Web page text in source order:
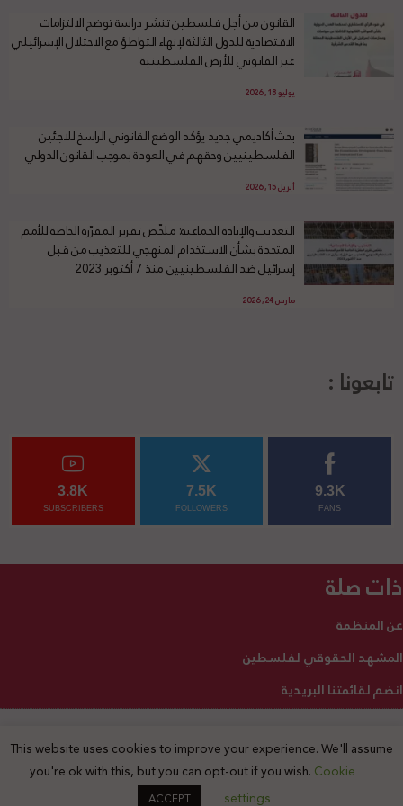
القانون من أجل فلسطين تنشر دراسة توضح الالتزامات
الاقتصادية للدول الثالثة لإنهاء التواطؤ مع الاحتلال الإسرائيلي
غير القانوني للأرض الفلسطينية
يوليو 18, 2026
بحث أكاديمي جديد يؤكد الوضع القانوني الراسخ للاجئين
الفلسطينيين وحقهم في العودة بموجب القانون الدولي
أبريل 15, 2026
التعذيب والإبادة الجماعية: ملخّص تقرير المقرّرة الخاصة للأمم
المتحدة بشأن الاستخدام المنهجي للتعذيب من قبل
إسرائيل ضد الفلسطينيين منذ 7 أكتوبر 2023
مارس 24, 2026
تابعونا :
9.3K
FANS
7.5K
FOLLOWERS
3.8K
SUBSCRIBERS
ذات صلة
عن المنظمة
المشهد الحقوقي لفلسطين
انضم لقائمتنا البريدية
2025 © جميع الحقوق محفوظة
This website uses cookies to improve your experience. We'll assume
you're ok with this, but you can opt-out if you wish. Cookie
settings
ACCEPT